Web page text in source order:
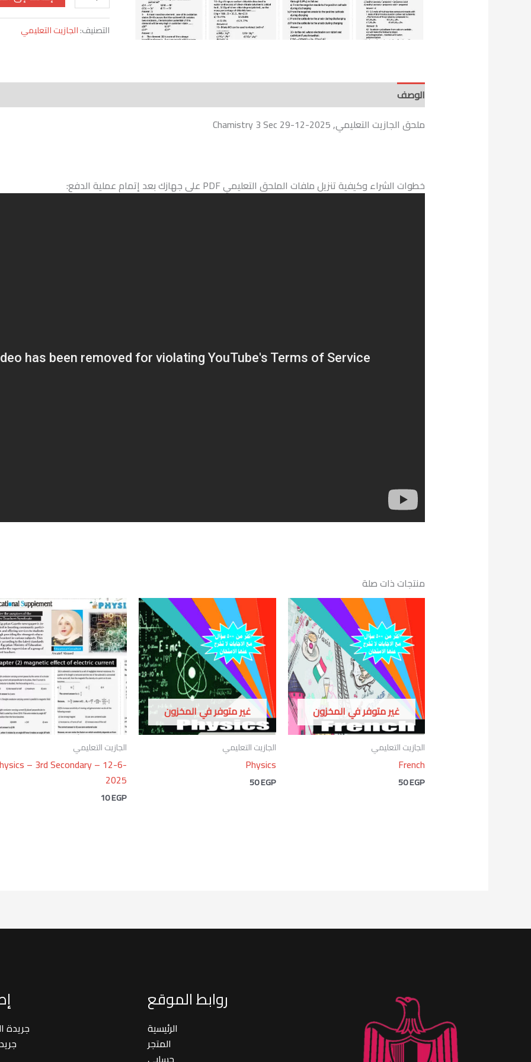
التصنيف:الجازيت التعليمي
الوصف
ملحق الجازيت التعليمي, Chamistry 3 Sec 29-12-2025
خطوات الشراء وكيفية تنزيل ملفات الملحق التعليمي PDF على جهازك بعد إتمام عملية الدفع:
منتجات ذات صلة
غير متوفر في المخزون
الجازيت التعليمي
French
50EGP
غير متوفر في المخزون
الجازيت التعليمي
Physics
50EGP
الجازيت التعليمي
– 3rd Secondary – 12-6-
2025
10EGP
روابط الموقع
الرئيسية
المتجر
جريدة